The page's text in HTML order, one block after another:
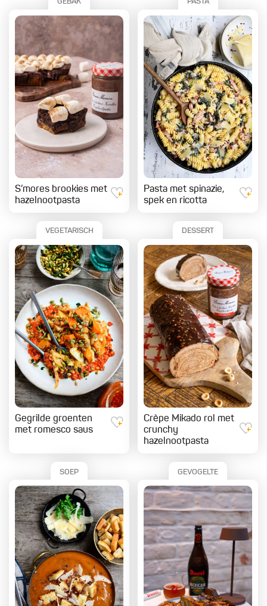
S’mores brookies met
hazelnootpasta
Pasta met spinazie,
spek en ricotta
VEGETARISCH
Gegrilde groenten
met romesco saus
DESSERT
Crèpe Mikado rol met
crunchy
hazelnootpasta
SOEP GEVOGELTE